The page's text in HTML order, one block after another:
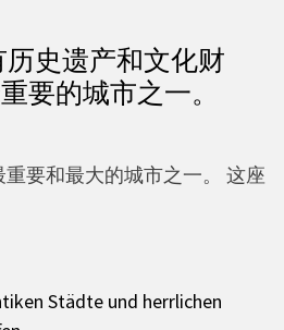
史遗产和文化财
要的城市之一。
要和最大的城市之一。 这座